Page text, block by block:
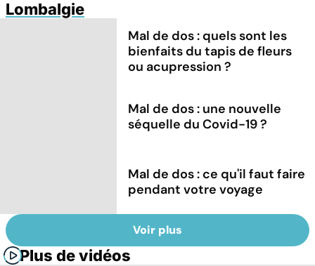
Lombalgie
Mal de dos : quels sont les
bienfaits du tapis de fleurs
ou acupression ?
Mal de dos : une nouvelle
séquelle du Covid-19 ?
Mal de dos : ce qu'il faut faire
pendant votre voyage
Voir plus
Plus de vidéos